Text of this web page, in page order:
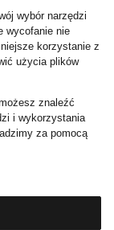
super.natural
Dół od bielizny
funkcyjnej LUX
merino
519 zł
wybór narzędzi
wycofanie nie
korzystanie z
użycia plików
znaleźć
i wykorzystania
za pomocą